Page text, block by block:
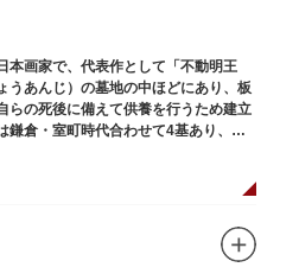
本画家で、代表作として「不動明王
うあんじ）の墓地の中ほどにあり、板
らの死後に備えて供養を行うため建立
倉・室町時代合わせて4基あり、
財に指定されています。